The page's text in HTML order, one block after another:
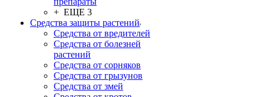
+ ЕЩЕ 3
Средства защиты растений
Средства от вредителей
Средства от болезней
растений
Средства от сорняков
Средства от грызунов
Средства от змей